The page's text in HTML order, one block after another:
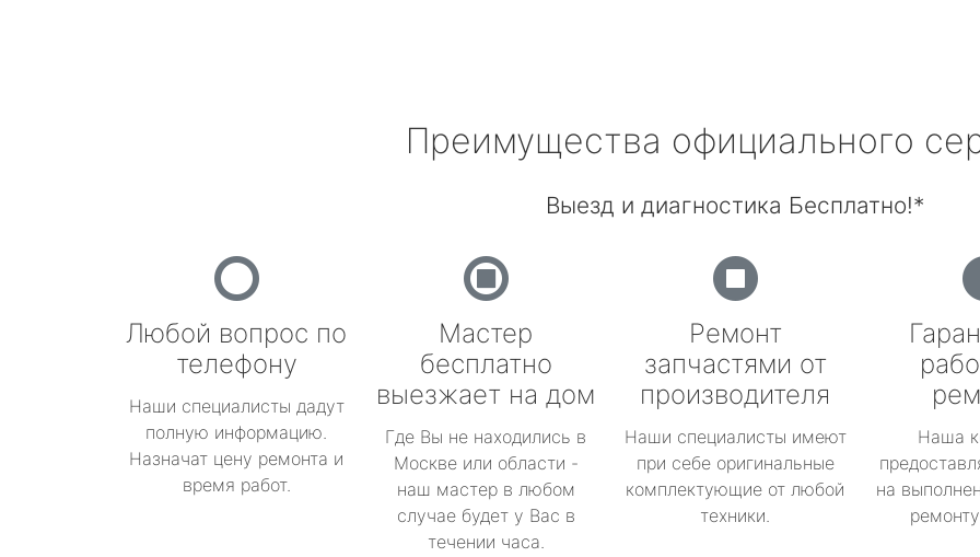
Преимущества официального
Выезд и диагностика Бесплатно!*
Любой вопрос по
телефону
Наши специалисты дадут
полную информацию.
Назначат цену ремонта и
время работ.
Мастер
бесплатно
выезжает на дом
Где Вы не находились в
Москве или области -
наш мастер в любом
случае будет у Вас в
течении часа.
Ремонт
запчастями от
производителя
Наши специалисты имеют
при себе оригинальные
комплектующие от любой
техники.
Наша
на